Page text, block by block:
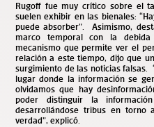
Rugoff fue muy crítico sobre el
suelen exhibir en las bienales:
puede absorber”. Asimismo,
marco temporal con la
mecanismo que permite ver el
relación a este tiempo, dijo que
surgimiento de las noticias falsas.
lugar donde la información se
olvidamos que hay
poder distinguir la
desarrollándose tribus en torno
verdad”, explicó.